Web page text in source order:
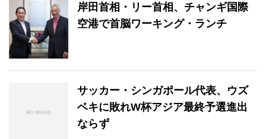
岸田首相・リー首相、チャンギ国際
空港で首脳ワーキング・ランチ
サッカー・シンガポール代表、ウズ
ベキに敗れW杯アジア最終予選進出
ならず